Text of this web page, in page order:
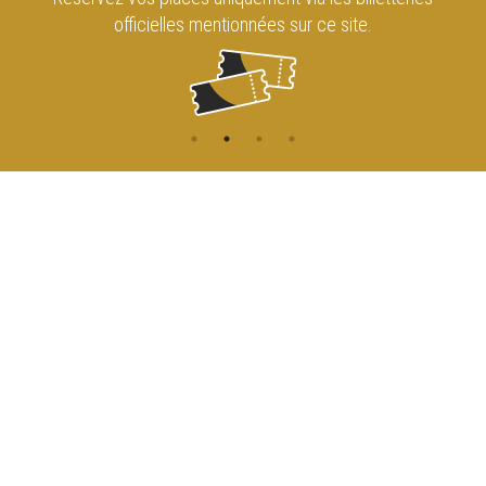
officielles mentionnées sur ce site.